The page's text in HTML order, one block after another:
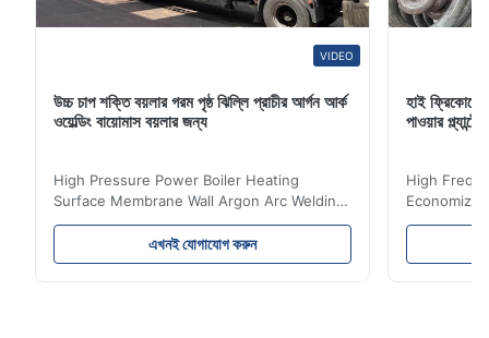
VIDEO
উচ্চ চাপ শক্তি বয়লার গরম পৃষ্ঠ ঝিল্লি প্রাচীর আর্গন আর্ক
ওয়েল্ডিং বায়োমাস বয়লার জন্য
High Pressure Power Boiler Heating
Surface Membrane Wall Argon Arc Welding
For Biomass Boiler Product Introduction
Water wall panels with pins usually laid
vertically on the inner wall of the furnace
এখনই যোগাযোগ করুন
হাই
পাওয়ার
High
Product
industrial